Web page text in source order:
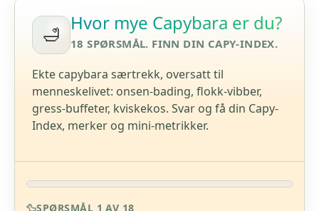
Hvor mye Capybara er du?
18 SPØRSMÅL. FINN DIN CAPY-INDEX.
Ekte capybara særtrekk, oversatt til
menneskelivet: onsen-bading, flokk-vibber,
gress-buffeter, kviskekos. Svar og få din Capy-
Index, merker og mini-metrikker.
SPØRSMÅL 1 AV 18